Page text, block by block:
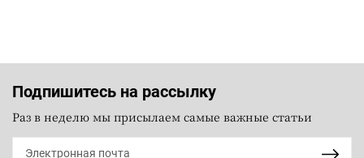
Подпишитесь на рассылку
Раз в неделю мы присылаем самые важные статьи